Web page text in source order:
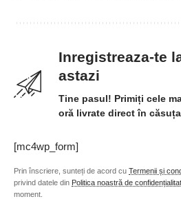
Inregistreaza-te
astazi
Tine pasul! Primiți cele
oră livrate direct în
[mc4wp_form]
Prin înscriere, sunteți de acord cu Termenii și
privind datele din Politica noastră de
moment.